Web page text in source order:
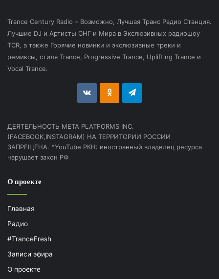
Trance Century Radio – Возможно, Лучшая Транс Радио Станция.
Лучшие DJ и Артисты СНГ и Мира в Экслюзивных радиошоу
TCR, а также Горячие новинки и экслюзивные треки и
ремиксы, стиля Trance, Progressive Trance, Uplifting Trance и
Vocal Trance.
vk.com Odnoklassniki
Telegram
ДЕЯТЕЛЬНОСТЬ МЕТА PLATFORMS INC.
(FACEBOOK,INSTAGRAM) НА ТЕРРИТОРИИ РОССИИ
ЗАПРЕЩЕНА. *YouTube РКН: иностранный владелец ресурса
нарушает закон РФ
О проекте
Главная
Радио
#TranceFresh
Записи эфира
О проекте